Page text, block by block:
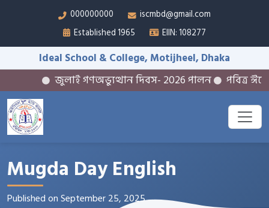
000000000
iscmbd@gmail.com
Established 1965
EIIN: 108277
Ideal School & College, Motijheel, Dhaka
জুলাই গণঅভ্যুত্থান দিবস- 2026 পালন পবিত্র ঈদে
Mugda Day English
Published on September 25, 2025